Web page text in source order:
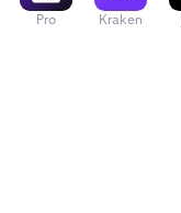
Pro Kraken